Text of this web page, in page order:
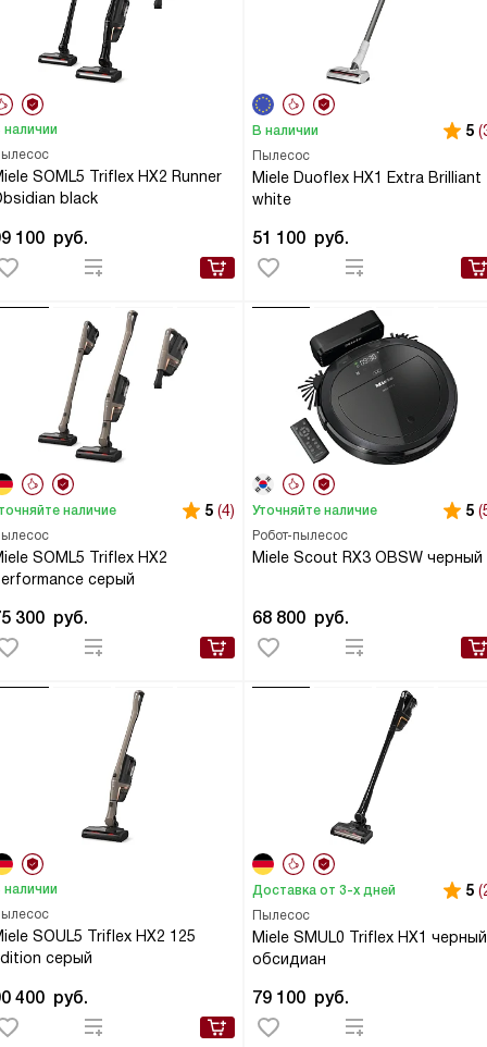
SOML5 Triflex HX2 Runner
black
наличии
100 руб.
Пылесос
Miele Duoflex HX1 Extra Brilliant
white
В наличии 5
51 100 руб.
SOML5 Triflex HX2
серый
наличие 5 (4)
300 руб.
Робот-пылесос
Miele Scout RX3 OBSW черный
Уточняйте наличие 5
68 800 руб.
SOUL5 Triflex HX2 125
серый
наличии
400 руб.
Пылесос
Miele SMUL0 Triflex HX1 черный
обсидиан
Доставка от 3-х дней 5
79 100 руб.